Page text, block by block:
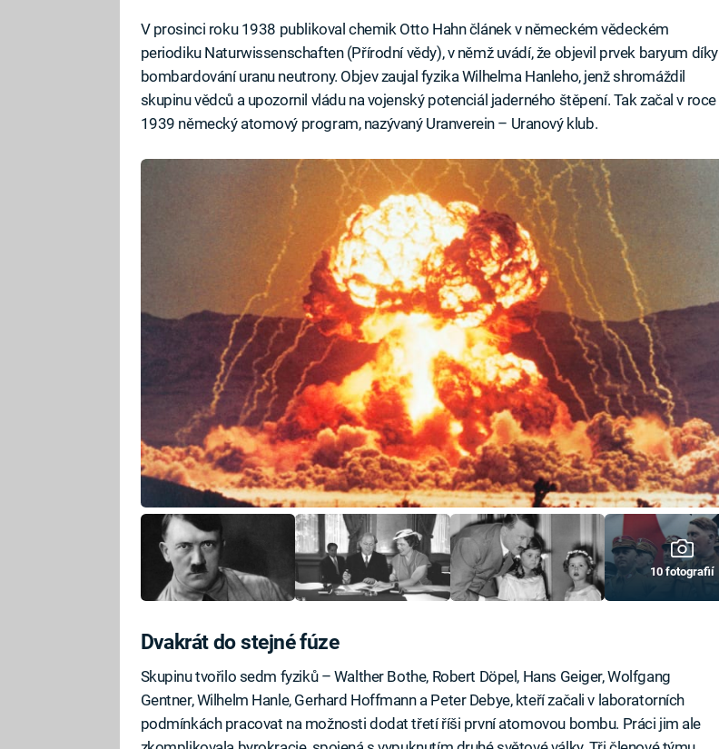
V prosinci roku 1938 publikoval chemik Otto Hahn článek v německém vědeckém
periodiku Naturwissenschaften (Přírodní vědy), v němž uvádí, že objevil prvek baryum díky
bombardování uranu neutrony. Objev zaujal fyzika Wilhelma Hanleho, jenž shromáždil
skupinu vědců a upozornil vládu na vojenský potenciál jaderného štěpení. Tak začal v roce
1939 německý atomový program, nazývaný Uranverein – Uranový klub.
10 fotografií
Dvakrát do stejné fúze
Skupinu tvořilo sedm fyziků – Walther Bothe, Robert Döpel, Hans Geiger, Wolfgang
Gentner, Wilhelm Hanle, Gerhard Hoffmann a Peter Debye, kteří začali v laboratorních
podmínkách pracovat na možnosti dodat třetí říši první atomovou bombu. Práci jim ale